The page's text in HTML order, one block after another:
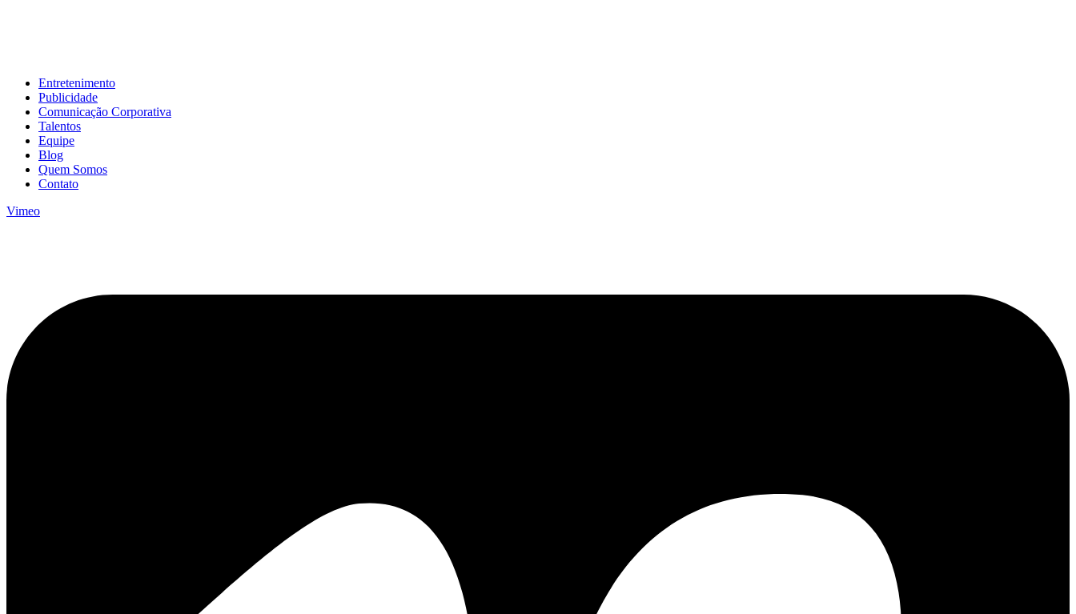
Entretenimento
Publicidade
Comunicação Corporativa
Talentos
Equipe
Blog
Quem Somos
Contato
Vimeo